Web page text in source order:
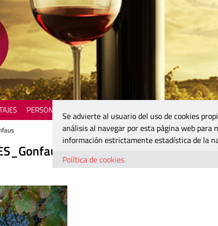
PERSONAJES
Se advierte al usuario del uso de cookies
análisis al navegar por esta página web
información estrictamente estadística de la
Política de cookies